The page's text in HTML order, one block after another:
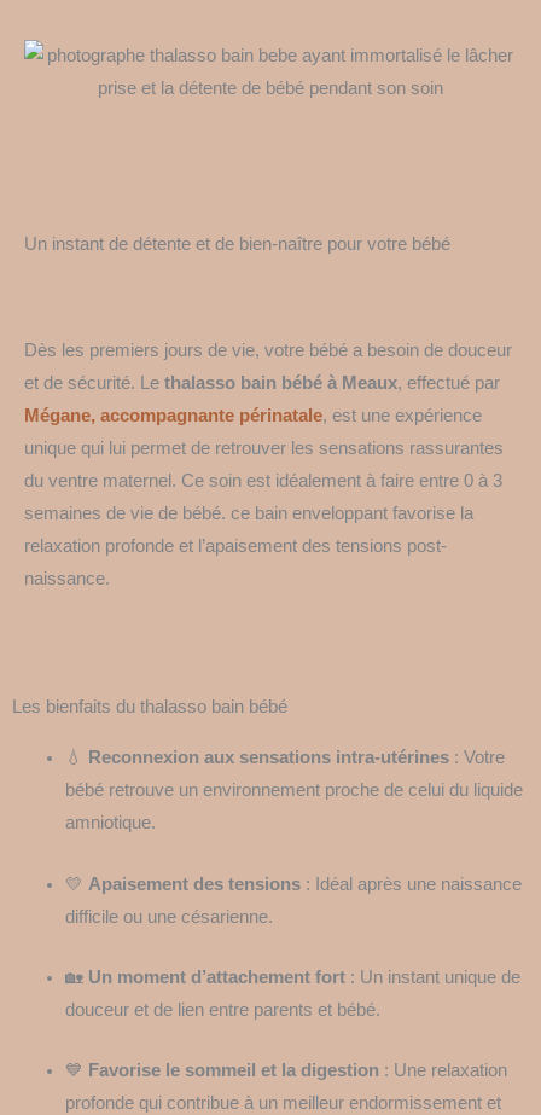
Un instant de détente et de bien-naître pour votre bébé
Dès les premiers jours de vie, votre bébé a besoin de douceur
et de sécurité. Le thalasso bain bébé à Meaux, effectué par
Mégane, accompagnante périnatale, est une expérience
unique qui lui permet de retrouver les sensations rassurantes
du ventre maternel. Ce soin est idéalement à faire entre 0 à 3
semaines de vie de bébé. ce bain enveloppant favorise la
relaxation profonde et l’apaisement des tensions post-
naissance.
Les bienfaits du thalasso bain bébé
💧 Reconnexion aux sensations intra-utérines: Votre
bébé retrouve un environnement proche de celui du liquide
amniotique.
💛 Apaisement des tensions: Idéal après une naissance
difficile ou une césarienne.
🏡 Un moment d’attachement fort: Un instant unique de
douceur et de lien entre parents et bébé.
💙 Favorise le sommeil et la digestion : Une relaxation
profonde qui contribue à un meilleur endormissement et